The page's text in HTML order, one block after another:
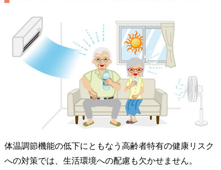
体温調節機能の低下にともなう高齢者特有の健康リスク
への対策では、生活環境への配慮も欠かせません。